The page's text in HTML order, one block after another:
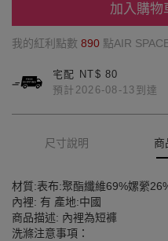
加入購物
我的紅利點數 890 點AIR
宅配 NT$ 80
預計2026-08-13到達
尺寸說明 商
材質:表布:聚酯纖維69%嫘縈
內裡: 有 產地:中國
商品描述: 內裡為短褲
洗滌注意事項：